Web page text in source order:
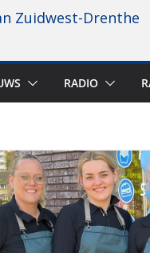
bijna
Zuidwest-Drenthe
RADIO